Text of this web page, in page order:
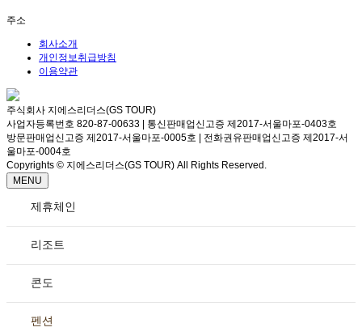
주소
회사소개
개인정보취급방침
이용약관
주식회사 지에스리더스(GS TOUR)
사업자등록번호 820-87-00633 | 통신판매업신고증 제2017-서울마포-0403호
방문판매업신고증 제2017-서울마포-0005호 | 전화권유판매업신고증 제2017-서
울마포-0004호
Copyrights © 지에스리더스(GS TOUR) All Rights Reserved.
MENU
제휴체인
리조트
콘도
펜션